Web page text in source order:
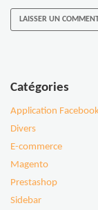
Catégories
Application
Divers
E-commerce
Magento
Prestashop
Sidebar